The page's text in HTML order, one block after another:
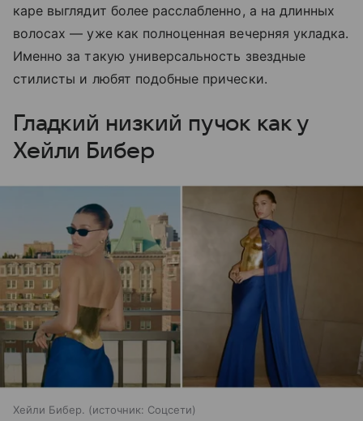
каре выглядит более расслабленно, а на длинных
волосах — уже как полноценная вечерняя укладка.
Именно за такую универсальность звездные
стилисты и любят подобные прически.
Гладкий низкий пучок как у
Хейли Бибер
Хейли Бибер. источник: Соцсети